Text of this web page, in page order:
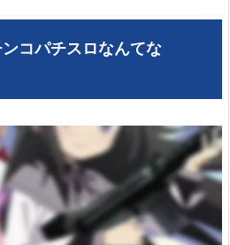
コパチスロなんてな